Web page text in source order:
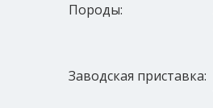
Породы:
Заводская приставка: